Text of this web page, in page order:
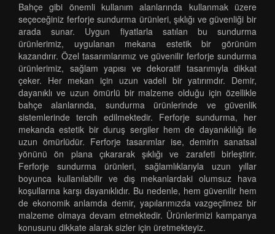
Bahçe gibi önemli kullanım alanlarında kullanmak üzere
seçeceğiniz ferforje sundurma ürünleri, şıklığı ve güvenliği bir
arada sunar. Uygun fiyatlarla satılan bu sundurma
ürünlerimiz, uygulanan mekana estetik bir görünüm
kazandırır. Özel tasarımlarımız ve güvenilir ferforje sundurma
ürünlerimiz, sağlam yapısı ve dekoratif tasarımıyla dikkat
çeker. Her mekan için uzun vadeli bir yatırımdır. Demir,
dayanıklı ve uzun ömürlü bir malzeme olduğu için özellikle
bahçe alanlarında, sundurma ürünlerinde ve güvenlik
sistemlerinde tercih edilmektedir. Ferforje sundurma, her
mekanda estetik bir duruş sergiler hem de dayanıklılığı ile
uzun ömürlüdür. Ferforje tasarımlar ise, demirin sanatsal
yönünü ön plana çıkararak şıklığı ve zarafeti birleştirir.
Ferforje sundurma ürünleri, sağlamlıklarıyla uzun yıllar
boyunca kullanılabilir ve dış mekanlardaki olumsuz hava
koşullarına karşı dayanıklıdır. Bu nedenle, hem güvenilir hem
de ekonomik anlamda demir, yapılarımızda vazgeçilmez bir
malzeme olmaya devam etmektedir. Ürünlerimizi kampanya
konusunu dikkate alarak sizler için üretmekteyiz.